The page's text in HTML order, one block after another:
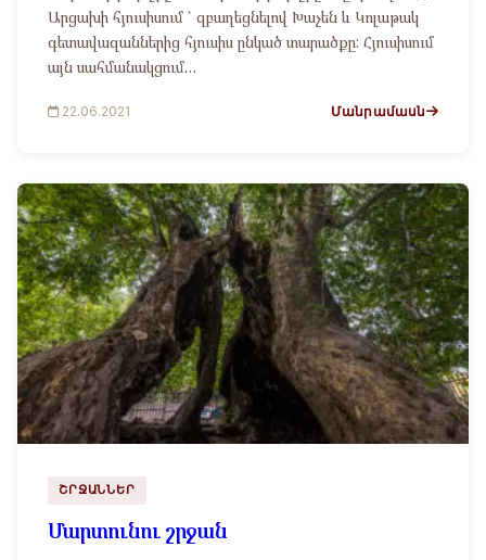
Արցախի հյուսիսում ՝ զբաղեցնելով Խաչեն և Կոլաթակ
գետավազաններից հյուսիս ընկած տարածքը: Հյուսիսում
այն սահմանակցում…
22.06.2021 Մանրամասն
ՇՐՋԱՆՆԵՐ
Մարտունու շրջան